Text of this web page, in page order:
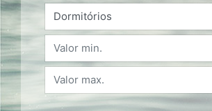
Dormitórios